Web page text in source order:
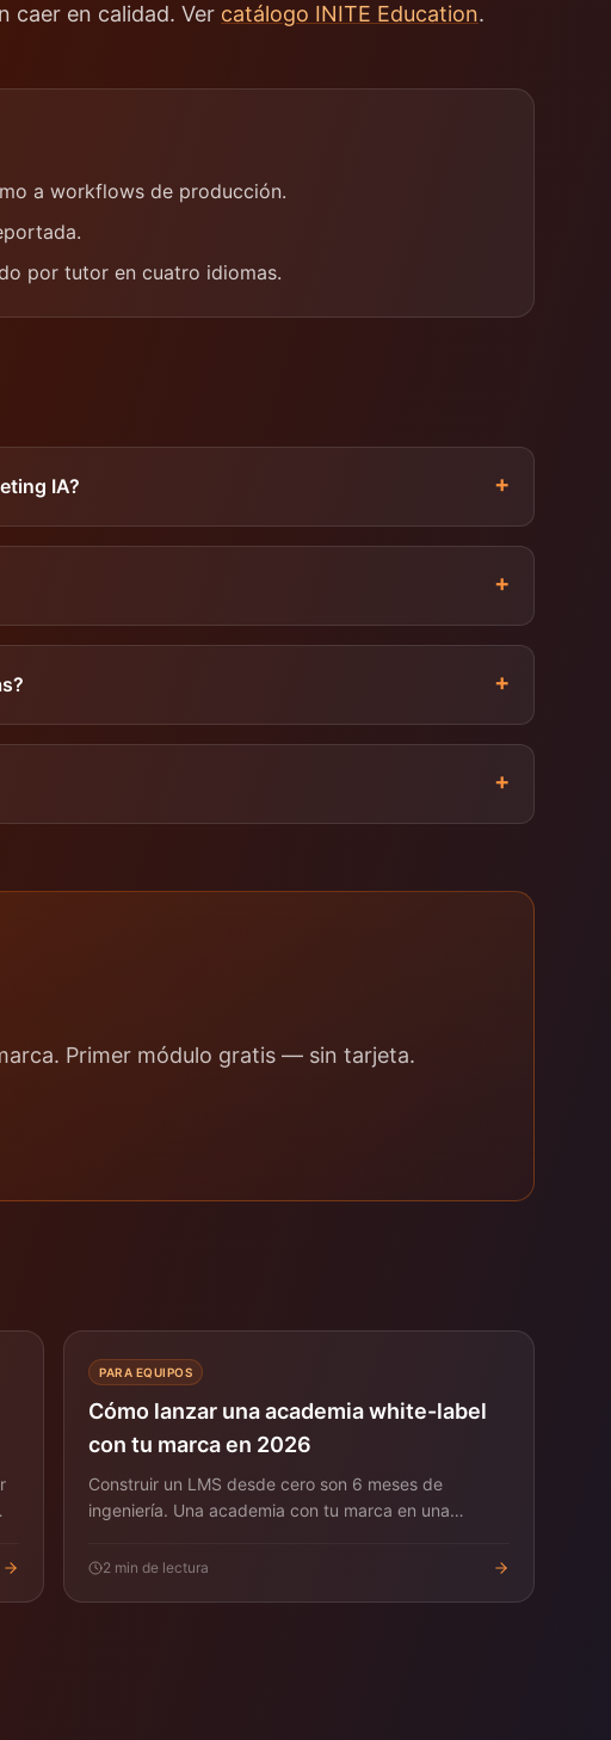
caer en calidad. Ver catálogo INITE Education.
a workflows de producción.
por tutor en cuatro idiomas.
IA? +
+
+
+
Primer módulo gratis — sin tarjeta.
PARA EQUIPOS
Cómo lanzar una academia white-label
con tu marca en 2026
Construir un LMS desde cero son 6 meses de
ingeniería. Una academia con tu marca en una
pragmático.
2 min de lectura